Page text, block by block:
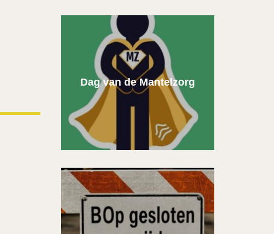
Dag van de Mantelzorg